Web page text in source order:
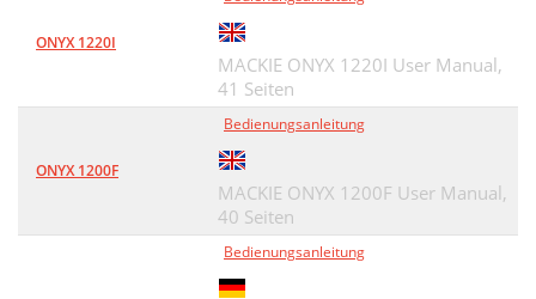
ONYX 1220I
MACKIE ONYX 1220I User Manual,
41 Seiten
ONYX 1200F
Bedienungsanleitung
MACKIE ONYX 1200F User Manual,
40 Seiten
Bedienungsanleitung